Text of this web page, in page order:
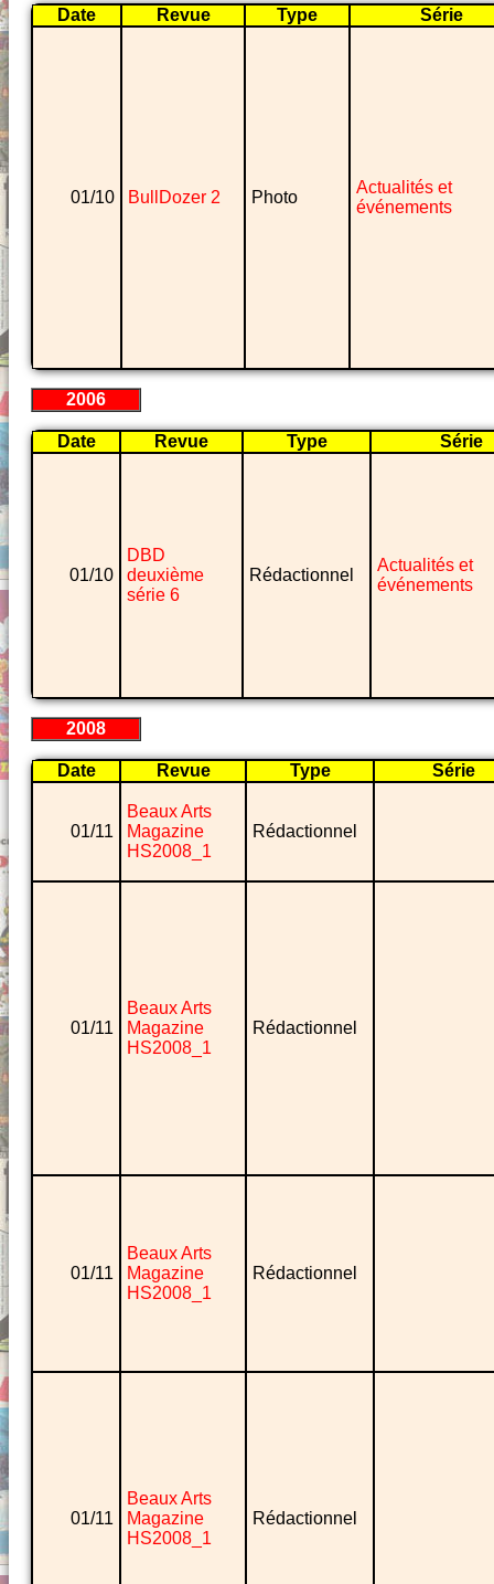
Date Revue Type Série
01/10 BullDozer 2 Photo
Actualités et
événements
2006
Date Revue Type Série
01/10
DBD
deuxième
série 6
Rédactionnel
Actualités et
événements
2008
Date Revue Type Série
01/11
Beaux Arts
Magazine
HS2008_1
Rédactionnel
01/11
Beaux Arts
Magazine
HS2008_1
Rédactionnel
01/11
Beaux Arts
Magazine
HS2008_1
Rédactionnel
01/11
Beaux Arts
Magazine
HS2008_1
Rédactionnel